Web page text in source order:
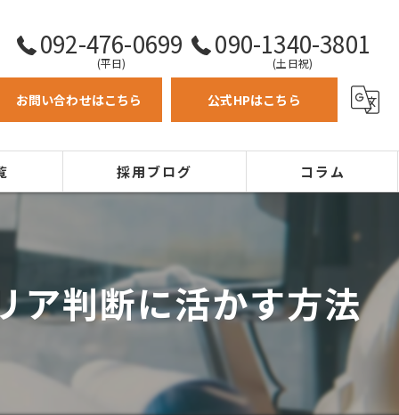
092-476-0699
(平日)
090-1340-3801
(土日祝)
お問い合わせはこちら 公式HPはこちら
採用ブログ コラム
ア判断に活かす方法